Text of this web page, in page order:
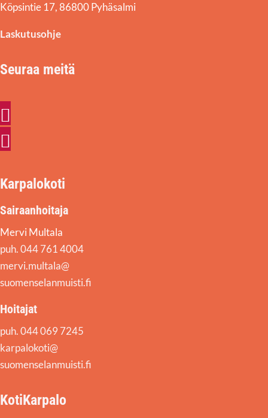
Köpsintie 17, 86800 Pyhäsalmi
Laskutusohje
Seuraa meitä
Facebook
Karpalokoti
Sairaanhoitaja
Mervi Multala
puh. 044 761 4004
mervi.multala@
suomenselanmuisti.fi
Hoitajat
puh. 044 069 7245
karpalokoti@
suomenselanmuisti.fi
KotiKarpalo